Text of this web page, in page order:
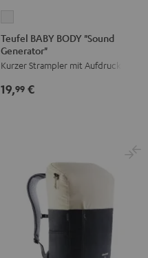
BABY
BODY
"Sound
Generator"
Teufel BABY BODY "Sound
Generator"
Kurzer Strampler mit Aufdruck
19,99 €